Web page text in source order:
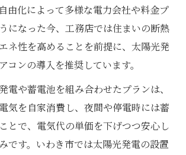
由化によって多様な電力会社や料金プ
になった今、工務店では住まいの断熱
ネ性を高めることを前提に、太陽光発
コンの導入を推奨しています。
電や蓄電池を組み合わせたプランは、
気を自家消費し、夜間や停電時には蓄
とで、電気代の単価を下げつつ安心し
です。いわき市では太陽光発電の設置